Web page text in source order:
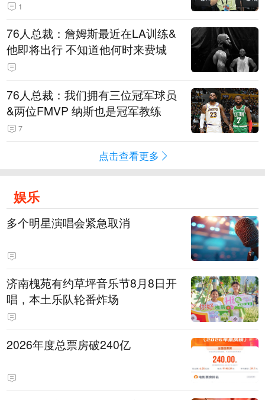
1
76人总裁：詹姆斯最近在LA训练&
他即将出行 不知道他何时来费城
76人总裁：我们拥有三位冠军球员
&两位FMVP 纳斯也是冠军教练
7
点击查看更多
娱乐
多个明星演唱会紧急取消
济南槐苑有约草坪音乐节8月8日开
唱，本土乐队轮番炸场
2026年度总票房破240亿